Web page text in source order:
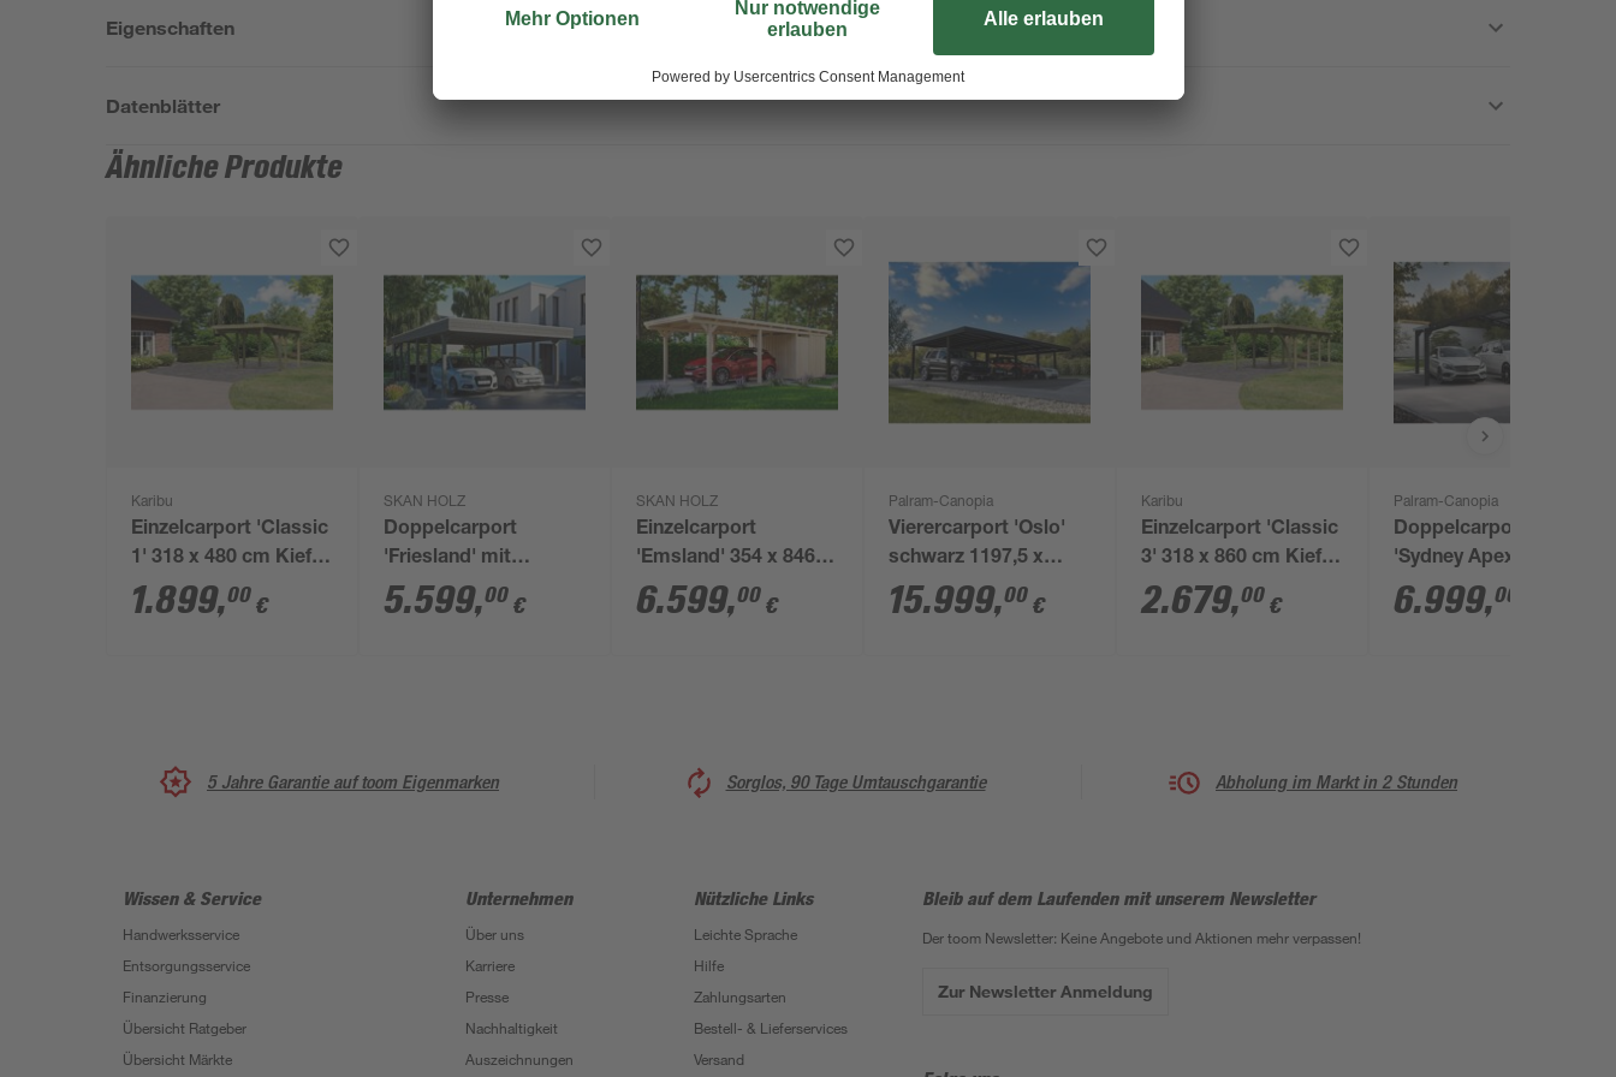
Eigenschaften
Datenblätter
Ähnliche Produkte
Karibu
Einzelcarport 'Classic
1' 318 x 480 cm Kiefer
KDI PVC-Dach, mit
zwei Einfahrtsbogen
1.899,00 €
SKAN HOLZ
Doppelcarport
'Friesland' mit
Aluminiumdach 557 x
860 cm schiefergrau
5.599,00 €
SKAN HOLZ
Einzelcarport
'Emsland' 354 x 846
cm unbehandelt m.
Abstellraum
6.599,00 €
Palram-Canopia
Vierercarport 'Oslo'
schwarz 1197,5 x
596,5 cm
Polycarbonat grau
15.999,00 €
Karibu
Einzelcarport 'Classic
3' 318 x 860 cm Kiefer
KDI Stahl-Dach, mit
einem Einfahrtsbogen
2.679,00 €
Palram-Canopia
Doppelcarport
'Sydney Apex'
schwarz 572 x 586 cm
Polycarbonat grau
6.999,00
5 Jahre Garantie auf toom Eigenmarken Sorglos, 90 Tage Umtauschgarantie Abholung im Markt in 2 Stunden
Wissen & Service
Handwerksservice
Entsorgungsservice
Finanzierung
Übersicht Ratgeber
Übersicht Märkte
Unternehmen
Über uns
Karriere
Presse
Nachhaltigkeit
Auszeichnungen
Nützliche Links
Leichte Sprache
Hilfe
Zahlungsarten
Bestell- & Lieferservices
Versand
Bleib auf dem Laufenden mit unserem Newsletter
Der toom Newsletter: Keine Angebote und Aktionen mehr verpassen!
Zur Newsletter Anmeldung